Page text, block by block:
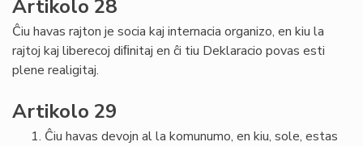
Artikolo 28
Ĉiu havas rajton je socia kaj internacia organizo, en kiu la
rajtoj kaj liberecoj diﬁnitaj en ĉi tiu Deklaracio povas esti
plene realigitaj.
Artikolo 29
Ĉiu havas devojn al la komunumo, en kiu, sole, estas